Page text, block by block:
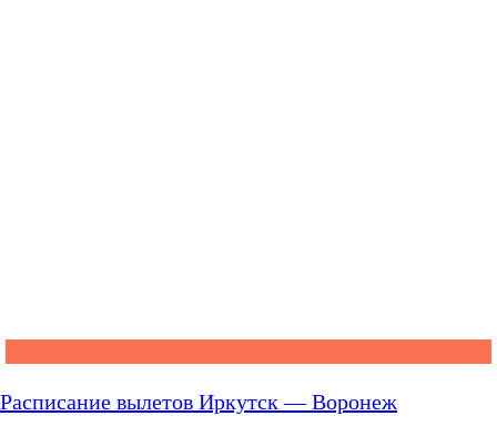
Расписание вылетов Иркутск — Воронеж